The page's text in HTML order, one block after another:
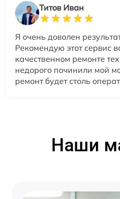
Титов Иван
Я очень доволен
Рекомендую этот сервис
качественном ремонте
недорого починили мой
ремонт будет столь
Наши